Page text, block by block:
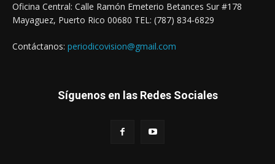
Oficina Central: Calle Ramón Emeterio Betances Sur #178
Mayaguez, Puerto Rico 00680 TEL: (787) 834-6829
Contáctanos: periodicovision@gmail.com
Síguenos en las Redes Sociales